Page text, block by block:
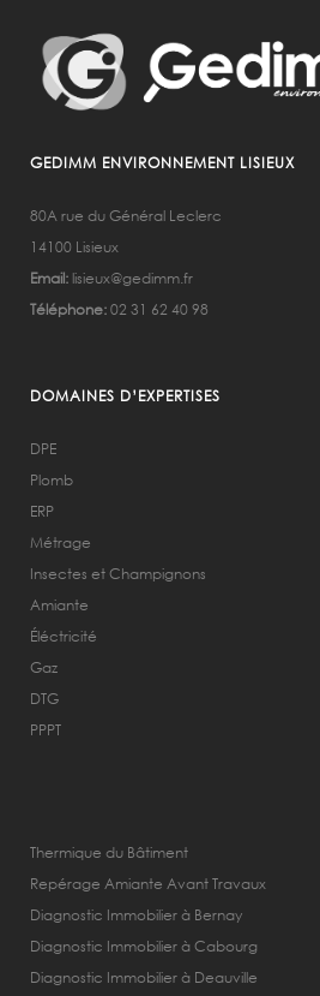
GEDIMM ENVIRONNEMENT LISIEUX
80A rue du Général Leclerc
14100 Lisieux
Email: lisieux@gedimm.fr
Téléphone:02 31 62 40 98
DOMAINES D’EXPERTISES
DPE
Plomb
ERP
Métrage
Insectes et Champignons
Amiante
Éléctricité
Gaz
DTG
PPPT
Thermique du Bâtiment
Repérage Amiante Avant Travaux
Diagnostic Immobilier à Bernay
Diagnostic Immobilier à Cabourg
Diagnostic Immobilier à Deauville